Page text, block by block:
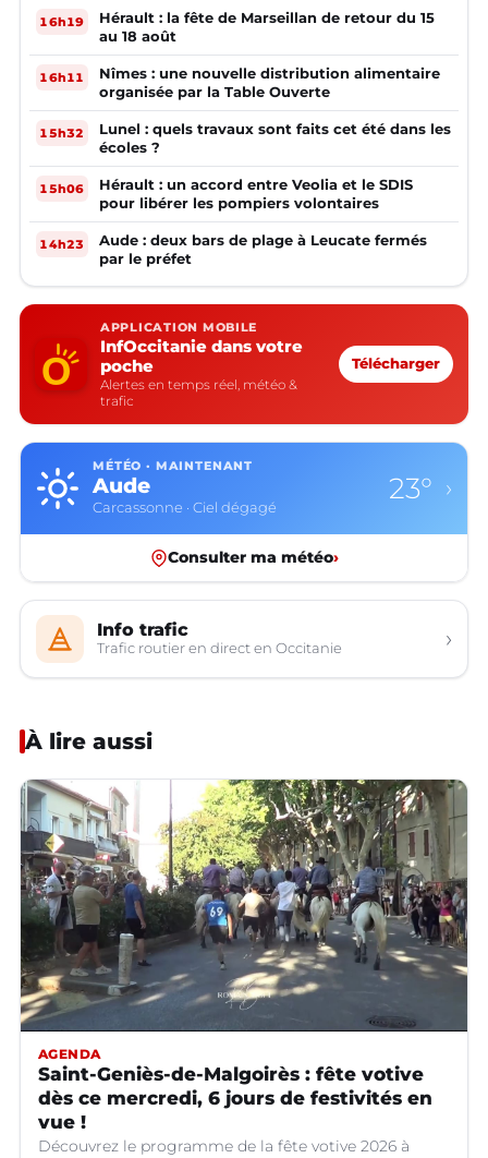
16h19
Hérault : la fête de Marseillan de retour du 15
au 18 août
16h11
Nîmes : une nouvelle distribution alimentaire
organisée par la Table Ouverte
15h32
Lunel : quels travaux sont faits cet été dans les
écoles ?
15h06
Hérault : un accord entre Veolia et le SDIS
pour libérer les pompiers volontaires
14h23
Aude : deux bars de plage à Leucate fermés
par le préfet
APPLICATION MOBILE
InfOccitanie dans votre
poche
Alertes en temps réel, météo &
trafic
Télécharger
MÉTÉO · MAINTENANT
Aude
Carcassonne · Ciel dégagé
23° ›
Consulter ma météo›
Info trafic
Trafic routier en direct en Occitanie ›
À lire aussi
AGENDA
Saint-Geniès-de-Malgoirès : fête votive
dès ce mercredi, 6 jours de festivités en
vue !
Découvrez le programme de la fête votive 2026 à